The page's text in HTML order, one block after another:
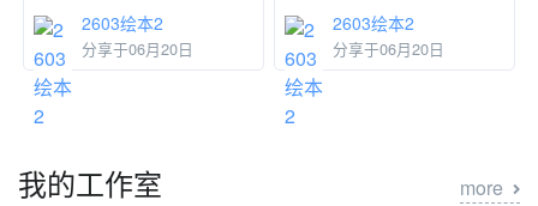
2603绘本2
分享于06月20日
2603绘本2
分享于06月20日
我的工作室 more